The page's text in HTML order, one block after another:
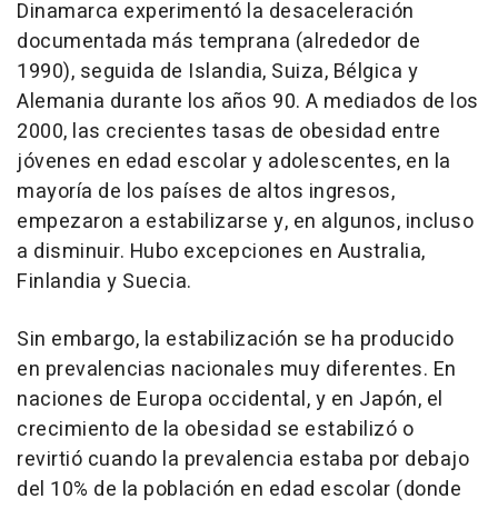
Dinamarca experimentó la desaceleración
documentada más temprana (alrededor de
1990), seguida de Islandia, Suiza, Bélgica y
Alemania durante los años 90. A mediados de los
2000, las crecientes tasas de obesidad entre
jóvenes en edad escolar y adolescentes, en la
mayoría de los países de altos ingresos,
empezaron a estabilizarse y, en algunos, incluso
a disminuir. Hubo excepciones en Australia,
Finlandia y Suecia.
Sin embargo, la estabilización se ha producido
en prevalencias nacionales muy diferentes. En
naciones de Europa occidental, y en Japón, el
crecimiento de la obesidad se estabilizó o
revirtió cuando la prevalencia estaba por debajo
del 10% de la población en edad escolar (donde